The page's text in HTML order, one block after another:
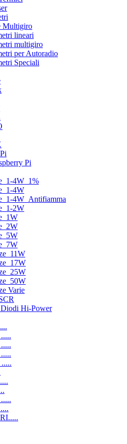
Multigiro
lineari
multigiro
per Autoradio
Speciali
Pi
4W_1%
4W
4W_Antifiamma
2W
Varie
Hi-Power